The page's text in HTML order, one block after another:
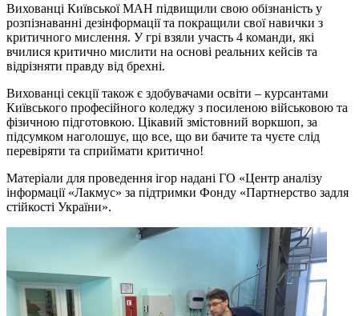
Вихованці Київської МАН підвищили свою обізнаність у
розпізнаванні дезінформації та покращили свої навички з
критичного мислення. У грі взяли участь 4 команди, які
вчилися критично мислити на основі реальних кейсів та
відрізняти правду від брехні.
Вихованці секції також є здобувачами освіти ‒ курсантами
Київського професійного коледжу з посиленою військовою та
фізичною підготовкою. Цікавий змістовний воркшоп, за
підсумком наголошує, що все, що ви бачите та чуєте слід
перевіряти та сприймати критично!
Матеріали для проведення ігор надані ГО «Центр аналізу
інформації «Лакмус» за підтримки Фонду «Партнерство задля
стійкості України».